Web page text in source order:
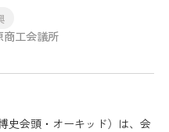
商工会議所
史会頭・オーキッド）は、会